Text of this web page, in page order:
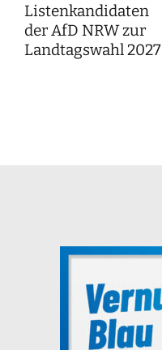
Listenkandidaten
der AfD NRW zur
Landtagswahl 2027